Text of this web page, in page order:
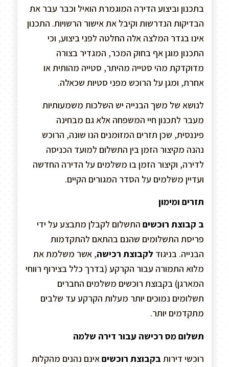
בתכנון וביצוע הדירה המוגמרת הואיל וכבר עבר את
הבדיקות הנדרשות וקיבל את אישור הרשויות. התכנון
אינו בגדר המלצה אלה החלטה לפני ביצוע, וכי
התכנון מוגן אף בחוק המכר, המגדיר בצורה
מדוקדקת מהי סטייה מהיתר, סטייה מהותית או
אחרת, ומגן על הרוכש מפני סטיות שכאלה.
לנושא של משך הבנייה יש השלכות משמעותיות
מעבר לתכנון חיי המשפחה אלא גם מבחינה
פיננסית, שכן תזרים המזומנים הנו שונה, הרוכש
נהנה מקיצור הזמן בין התשלום למועד הכניסה
לדירה, וקיצור הזמן בו משלמים על הדירה החדשה
ועדיין משלמים על הסדר המגורים הקיים.
תזרים ומימון
ב קבוצת רוכשיםהתשלום לקבלן מתבצע על ידי
פריסת התשלומים שהנם בהתאם להתקדמות
הבנייה. בניגוד לקבוצת רכישה, אשר משלמת את
מלוא התמורה עבור הקרקע (בדרך כלל בצירוף רווחי
המארגן) בקבוצת רוכשים משלמים החברים
תשלומים נמוכים יותר מעלות הקרקע עד שלבים
מתקדמים יותר.
תשלום מס רכישה עבור דירה שלמה
רוכשי דירות בקבוצת רוכשיםאינם נהנים מהקלות